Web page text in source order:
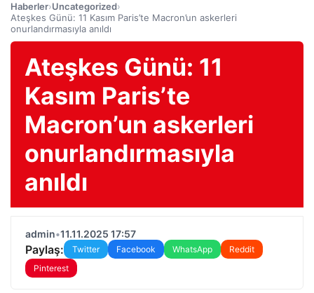
Haberler›Uncategorized›
Ateşkes Günü: 11 Kasım Paris’te Macron’un askerleri
onurlandırmasıyla anıldı
Ateşkes Günü: 11
Kasım Paris’te
Macron’un askerleri
onurlandırmasıyla
anıldı
admin•11.11.2025 17:57
Paylaş: Twitter Facebook WhatsApp
Reddit
Pinterest